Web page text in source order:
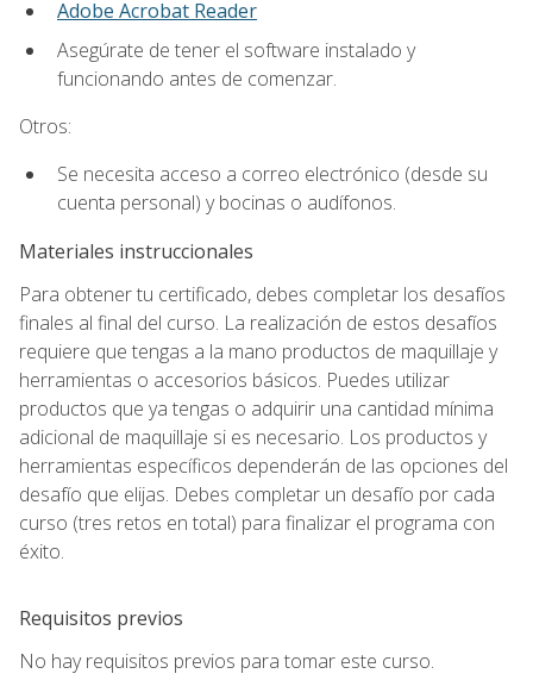
Adobe Acrobat Reader
Asegúrate de tener el software instalado y
funcionando antes de comenzar.
Otros:
Se necesita acceso a correo electrónico (desde su
cuenta personal) y bocinas o audífonos.
Materiales instruccionales
Para obtener tu certificado, debes completar los desafíos
finales al final del curso. La realización de estos desafíos
requiere que tengas a la mano productos de maquillaje y
herramientas o accesorios básicos. Puedes utilizar
productos que ya tengas o adquirir una cantidad mínima
adicional de maquillaje si es necesario. Los productos y
herramientas específicos dependerán de las opciones del
desafío que elijas. Debes completar un desafío por cada
curso (tres retos en total) para finalizar el programa con
éxito.
Requisitos previos
No hay requisitos previos para tomar este curso.